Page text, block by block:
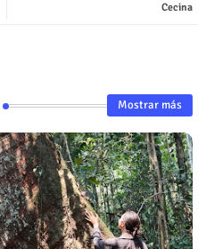
Cecina
Mostrar más